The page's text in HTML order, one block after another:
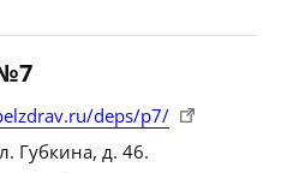
deps/p7/
Губкина, д. 46.